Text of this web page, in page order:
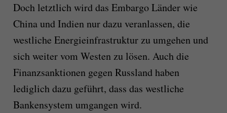
Doch letztlich wird das Embargo Länder wie
China und Indien nur dazu veranlassen, die
westliche Energieinfrastruktur zu umgehen und
sich weiter vom Westen zu lösen. Auch die
Finanzsanktionen gegen Russland haben
lediglich dazu geführt, dass das westliche
Bankensystem umgangen wird.